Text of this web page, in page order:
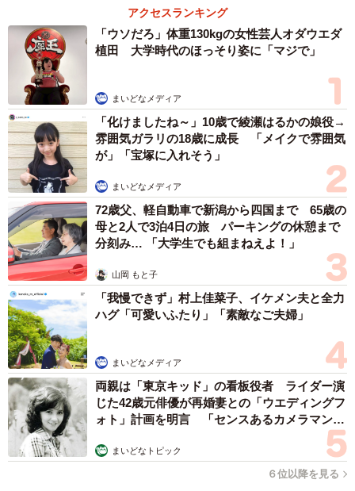
アクセスランキング
「ウソだろ」体重130kgの女性芸人オダウエダ
植田 大学時代のほっそり姿に「マジで」
まいどなメディア
「化けましたね～」10歳で綾瀬はるかの娘役→
雰囲気ガラリの18歳に成長 「メイクで雰囲気
が」「宝塚に入れそう」
まいどなメディア
72歳父、軽自動車で新潟から四国まで 65歳の
母と2人で3泊4日の旅 パーキングの休憩まで
分刻み… 「大学生でも組まねえよ！」
山岡 もと子
「我慢できず」村上佳菜子、イケメン夫と全力
ハグ「可愛いふたり」「素敵なご夫婦」
まいどなメディア
両親は「東京キッド」の看板役者 ライダー演
じた42歳元俳優が再婚妻との「ウエディングフ
ォト」計画を明言 「センスあるカメラマン求
まいどなトピック
６位以降を見る